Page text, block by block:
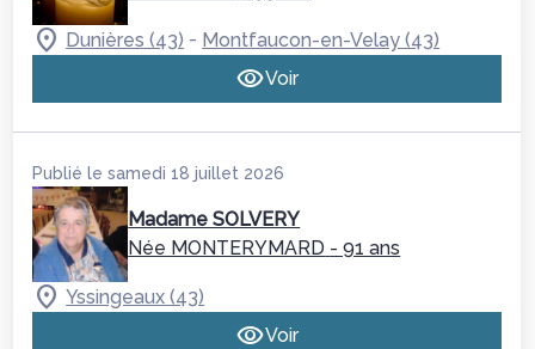
Dunières (43) - Montfaucon-en-Velay (43)
Voir
Publié le samedi 18 juillet 2026
Madame SOLVERY
Née MONTERYMARD - 91 ans
Yssingeaux (43)
Voir